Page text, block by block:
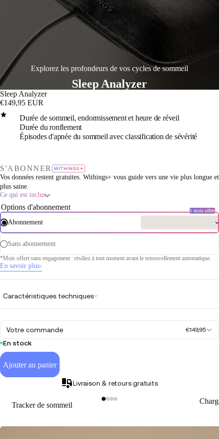
Explorez les profondeurs de vos cycles de sommeil
Sleep Analyzer
Sleep Analyzer
€149,95 EUR
Durée de sommeil, endormissement et heure de réveil
Durée du ronflement
Épisodes d'apnée du sommeil avec classification de sévérité
S'ABONNER
Vos données restent gratuites. Withings+ vous guide vers une vie plus longue et
plus saine.
Ce qui est inclus
Options d'abonnement
Abonnement
1 mois offert
Sans abonnement
*Mois offert sans engagement : résiliez à tout moment avant le renouvellement automatique.
En savoir plus›
Caractéristiques techniques
Votre commande €149,95
En stock
Ajouter au panier
Livraison & retours gratuits
Tracker de sommeil